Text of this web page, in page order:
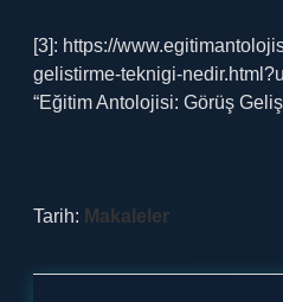
[3]: https://
gelistirme-teknigi-
“Eğitim Antolojisi: Görüş
Tarih: Makaleler